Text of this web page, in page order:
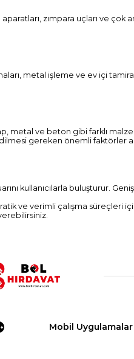
zımpara uçları ve çok
metal işleme ve ev içi
metal ve beton gibi farklı
gereken önemli faktörler
kullanıcılarla buluşturur.
ve verimli çalışma süreçleri
Mobil Uygulamalar